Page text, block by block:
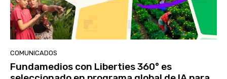
COMUNICADOS
Fundamedios con Liberties 360° es